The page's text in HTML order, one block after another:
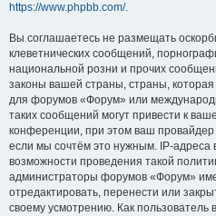
https://www.phpbb.com/.
Вы соглашаетесь не размещать
клеветнических сообщений,
национальной розни и прочих
законы вашей страны, страны, которая
для форумов «Форум» или
таких сообщений могут привести к
конференции, при этом ваш провайдер
если мы сочтём это нужным. IP-адреса
возможности проведения такой
администраторы форумов «Форум»
отредактировать, перенести или
своему усмотрению. Как пользователь